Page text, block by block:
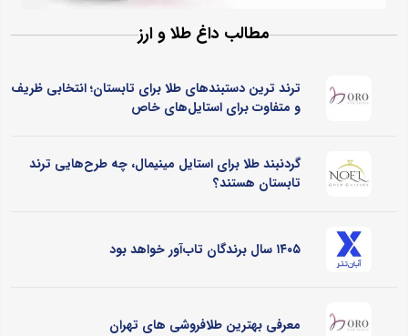
مطالب داغ طلا و ارز
ترند ترین دستبندهای طلا برای تابستان؛ انتخابی ظریف
و متفاوت برای استایل‌های خاص
گردنبند طلا برای استایل مینیمال، چه طرح‌هایی ترند
تابستان هستند؟
۱۴۰۵ سال برندگان تاب‌آور خواهد بود
معرفی بهترین طلافروشی های تهران